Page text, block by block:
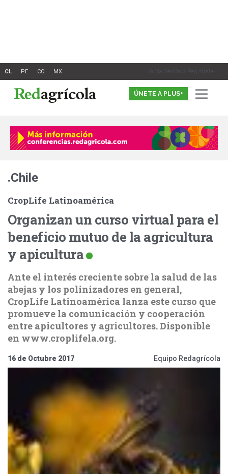
Inicia Sesión o Registrate
ÚNETE A PLUS+
.Chile
CropLife Latinoamérica
Organizan un curso virtual para el
beneficio mutuo de la agricultura
y apicultura
Ante el interés creciente sobre la salud de las
abejas y los polinizadores en general,
CropLife Latinoamérica lanza este curso que
promueve la comunicación y cooperación
entre apicultores y agricultores. Disponible
en www.croplifela.org.
16 de Octubre 2017 Equipo Redagrícola